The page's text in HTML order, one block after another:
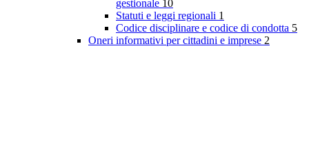
gestionale 10
Statuti e leggi regionali 1
Codice disciplinare e codice di condotta 5
Oneri informativi per cittadini e imprese 2